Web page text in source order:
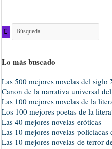
Lo más buscado
Las 500 mejores novelas del siglo
Canon de la narrativa universal
Las 100 mejores novelas de la
Los 100 mejores poetas de la
Las 40 mejores novelas eróticas
Las 10 mejores novelas policiacas
Las 10 mejores novelas de terror